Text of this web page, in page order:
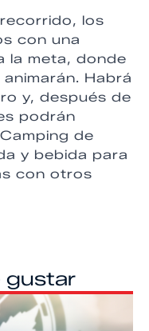
los
con una
la meta, donde
Habrá
y, después de
podrán
de
y bebida para
con otros
gustar